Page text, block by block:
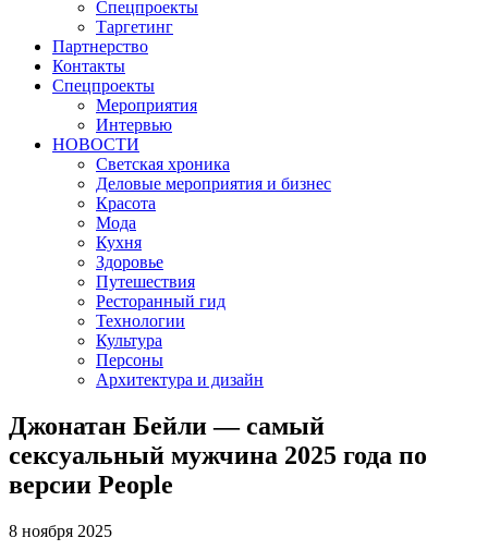
Cпецпроекты
Таргетинг
Партнерство
Контакты
Спецпроекты
Мероприятия
Интервью
НОВОСТИ
Светская хроника
Деловые мероприятия и бизнес
Красота
Мода
Кухня
Здоровье
Путешествия
Ресторанный гид
Технологии
Культура
Персоны
Архитектура и дизайн
Джонатан Бейли — самый
сексуальный мужчина 2025 года по
версии People
8 ноября 2025